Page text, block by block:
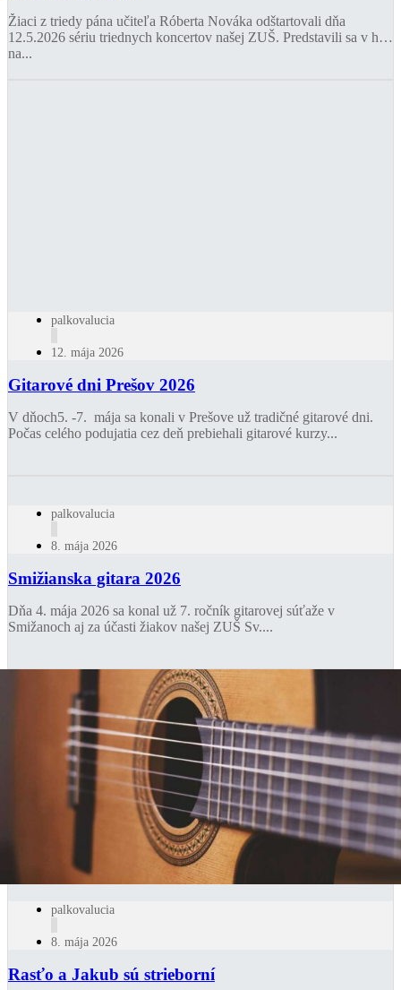
Žiaci z triedy pána učiteľa Róberta Nováka odštartovali dňa
12.5.2026 sériu triednych koncertov našej ZUŠ. Predstavili sa v hre
na...
palkovalucia
12. mája 2026
Gitarové dni Prešov 2026
V dňoch5. -7. mája sa konali v Prešove už tradičné gitarové dni.
Počas celého podujatia cez deň prebiehali gitarové kurzy...
palkovalucia
8. mája 2026
Smižianska gitara 2026
Dňa 4. mája 2026 sa konal už 7. ročník gitarovej súťaže v
Smižanoch aj za účasti žiakov našej ZUŠ Sv....
palkovalucia
8. mája 2026
Rasťo a Jakub sú strieborní